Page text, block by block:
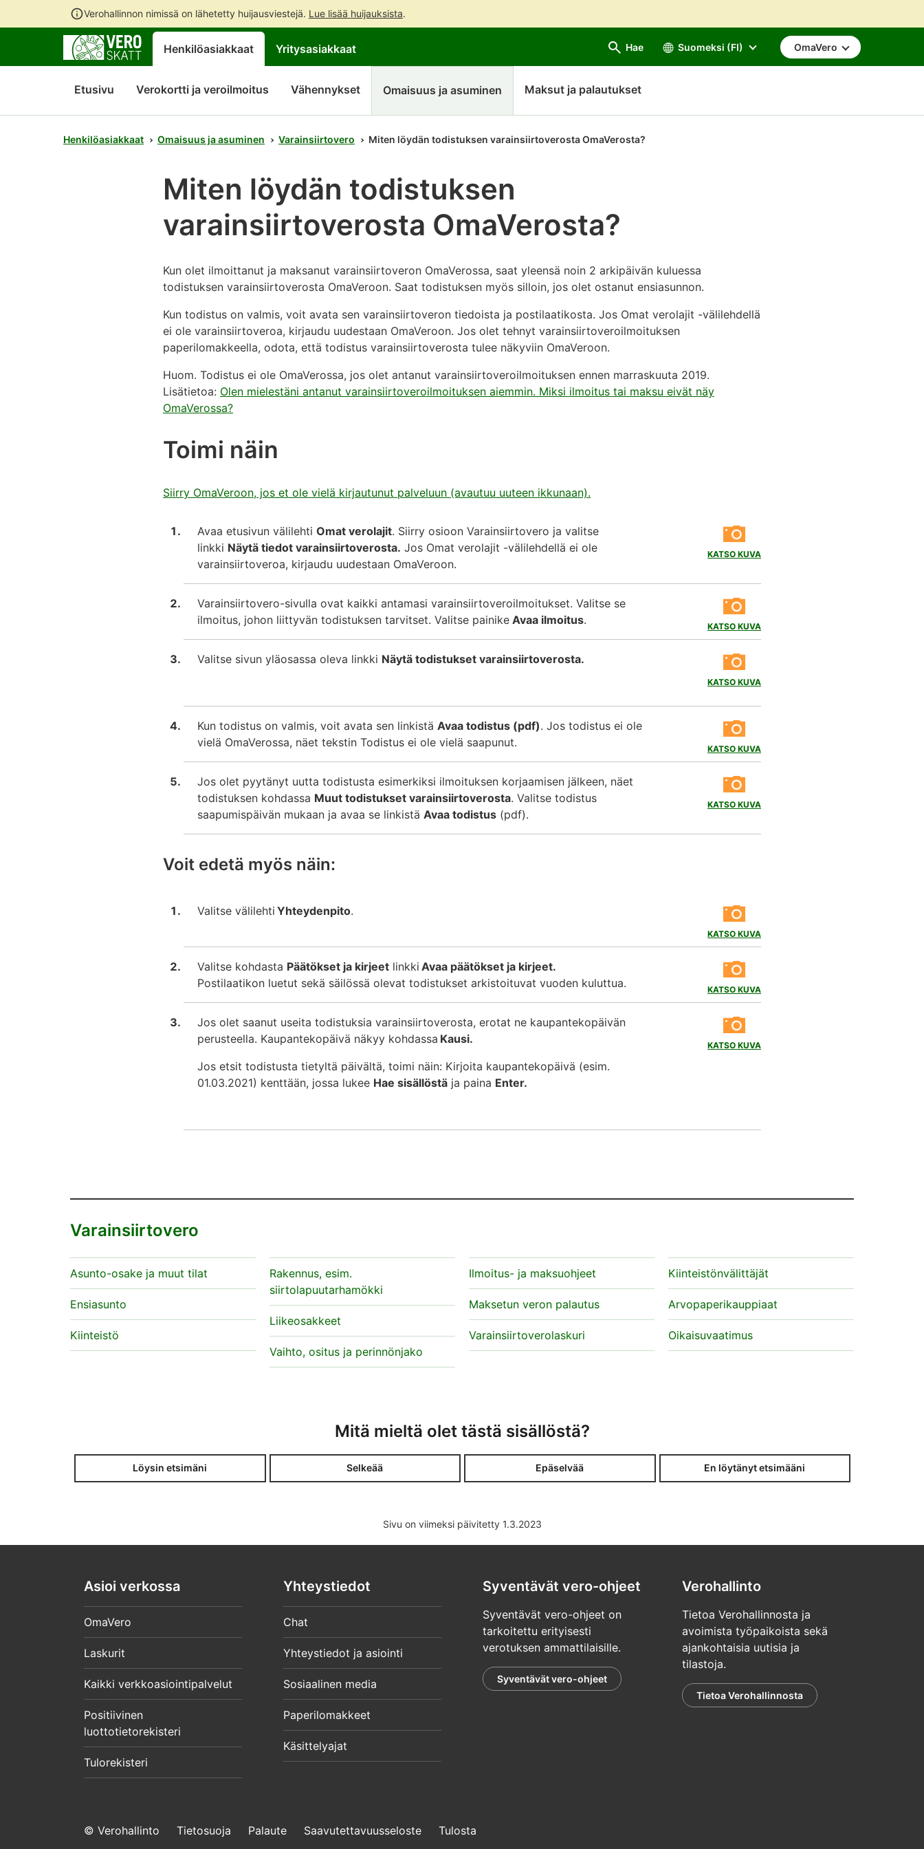
Verohallinnon nimissä on lähetetty huijausviestejä. Lue lisää huijauksista.
sisältöön
sivuston
hakuun
Henkilöasiakkaat Yritysasiakkaat Hae Suomeksi (FI) OmaVero
Etusivu Verokortti ja veroilmoitus Vähennykset Omaisuus ja asuminen Maksut ja palautukset
Henkilöasiakkaat Omaisuus ja asuminen Varainsiirtovero Miten löydän todistuksen varainsiirtoverosta OmaVerosta?
Miten löydän todistuksen
varainsiirtoverosta OmaVerosta?
Kun olet ilmoittanut ja maksanut varainsiirtoveron OmaVerossa, saat yleensä noin 2 arkipäivän kuluessa
todistuksen varainsiirtoverosta OmaVeroon. Saat todistuksen myös silloin, jos olet ostanut ensiasunnon.
Kun todistus on valmis, voit avata sen varainsiirtoveron tiedoista ja postilaatikosta. Jos Omat verolajit -välilehdellä
ei ole varainsiirtoveroa, kirjaudu uudestaan OmaVeroon. Jos olet tehnyt varainsiirtoveroilmoituksen
paperilomakkeella, odota, että todistus varainsiirtoverosta tulee näkyviin OmaVeroon.
Huom. Todistus ei ole OmaVerossa, jos olet antanut varainsiirtoveroilmoituksen ennen marraskuuta 2019.
Lisätietoa: Olen mielestäni antanut varainsiirtoveroilmoituksen aiemmin. Miksi ilmoitus tai maksu eivät näy
OmaVerossa?
Toimi näin
Siirry OmaVeroon, jos et ole vielä kirjautunut palveluun (avautuu uuteen ikkunaan).
KATSO KUVA
Avaa etusivun välilehti Omat verolajit. Siirry osioon Varainsiirtovero ja valitse
linkki Näytä tiedot varainsiirtoverosta. Jos Omat verolajit -välilehdellä ei ole
varainsiirtoveroa, kirjaudu uudestaan OmaVeroon.
KATSO KUVA
Varainsiirtovero-sivulla ovat kaikki antamasi varainsiirtoveroilmoitukset. Valitse se
ilmoitus, johon liittyvän todistuksen tarvitset. Valitse painike Avaa ilmoitus.
KATSO KUVA
Valitse sivun yläosassa oleva linkki Näytä todistukset varainsiirtoverosta.
KATSO KUVA
Kun todistus on valmis, voit avata sen linkistä Avaa todistus (pdf). Jos todistus ei ole
vielä OmaVerossa, näet tekstin Todistus ei ole vielä saapunut.
KATSO KUVA
Jos olet pyytänyt uutta todistusta esimerkiksi ilmoituksen korjaamisen jälkeen, näet
todistuksen kohdassa Muut todistukset varainsiirtoverosta. Valitse todistus
saapumispäivän mukaan ja avaa se linkistä Avaa todistus (pdf).
Voit edetä myös näin:
KATSO KUVA
Valitse välilehti Yhteydenpito.
KATSO KUVA
Valitse kohdasta Päätökset ja kirjeet linkki Avaa päätökset ja kirjeet.
Postilaatikon luetut sekä säilössä olevat todistukset arkistoituvat vuoden kuluttua.
KATSO KUVA
Jos olet saanut useita todistuksia varainsiirtoverosta, erotat ne kaupantekopäivän
perusteella. Kaupantekopäivä näkyy kohdassa Kausi.
Jos etsit todistusta tietyltä päivältä, toimi näin: Kirjoita kaupantekopäivä (esim.
01.03.2021) kenttään, jossa lukee Hae sisällöstä ja paina Enter.
Varainsiirtovero
Asunto-osake ja muut tilat
Ensiasunto
Kiinteistö
Rakennus, esim.
siirtolapuutarhamökki
Liikeosakkeet
Vaihto, ositus ja perinnönjako
Ilmoitus- ja maksuohjeet
Maksetun veron palautus
Varainsiirtoverolaskuri
Kiinteistönvälittäjät
Arvopaperikauppiaat
Oikaisuvaatimus
Mitä mieltä olet tästä sisällöstä?
Löysin etsimäni Selkeää Epäselvää En löytänyt etsimääni
Sivu on viimeksi päivitetty 1.3.2023
Asioi verkossa
OmaVero
Laskurit
Kaikki verkkoasiointipalvelut
Positiivinen
luottotietorekisteri
Tulorekisteri
Yhteystiedot
Chat
Yhteystiedot ja asiointi
Sosiaalinen media
Paperilomakkeet
Käsittelyajat
Syventävät vero-ohjeet
Syventävät vero-ohjeet on
tarkoitettu erityisesti
verotuksen ammattilaisille.
Syventävät vero-ohjeet
Verohallinto
Tietoa Verohallinnosta ja
avoimista työpaikoista sekä
ajankohtaisia uutisia ja
tilastoja.
Tietoa Verohallinnosta
© Verohallinto Tietosuoja Palaute Saavutettavuusseloste Tulosta